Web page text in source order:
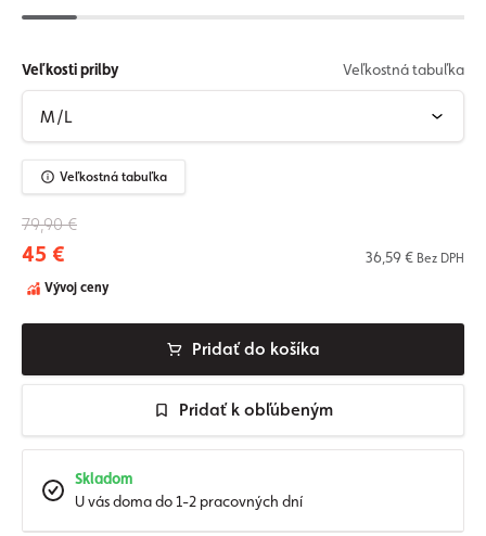
Veľkosti prilby Veľkostná tabuľka
Veľkostná tabuľka
79,90 €
45 € 36,59 € Bez DPH
Vývoj ceny
Pridať do košíka
Pridať k obľúbeným
Skladom
U vás doma do 1-2 pracovných dní